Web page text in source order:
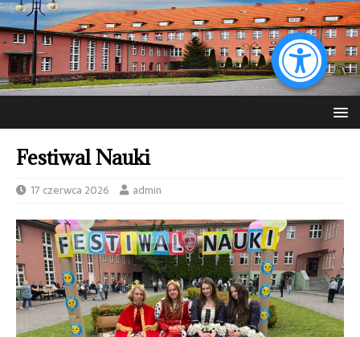
Festiwal Nauki
17 czerwca 2026 admin